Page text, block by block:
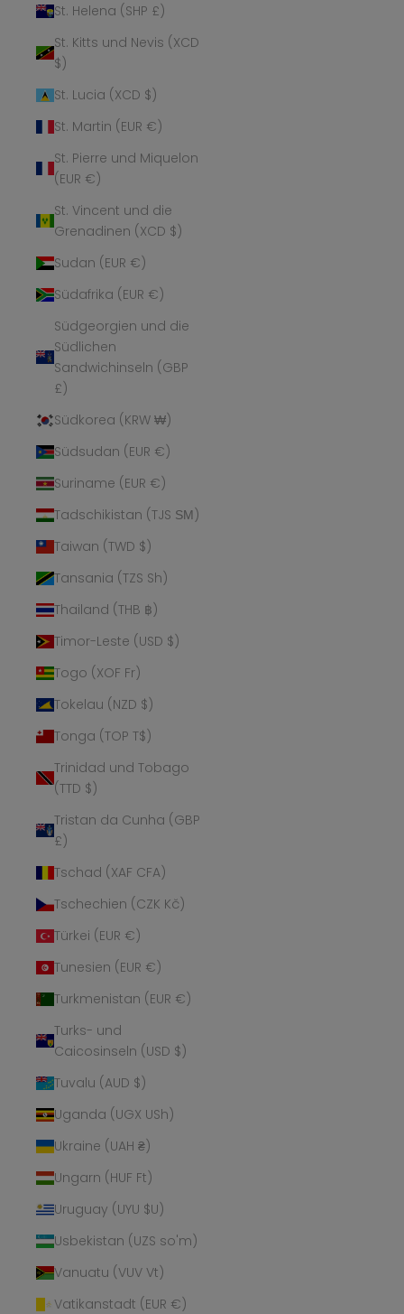
St. Helena (SHP £)
St. Kitts und Nevis (XCD
$)
St. Lucia (XCD $)
St. Martin (EUR €)
St. Pierre und Miquelon
(EUR €)
St. Vincent und die
Grenadinen (XCD $)
Sudan (EUR €)
Südafrika (EUR €)
Südgeorgien und die
Südlichen
Sandwichinseln (GBP
£)
Südkorea (KRW ₩)
Südsudan (EUR €)
Suriname (EUR €)
Tadschikistan (TJS ЅМ)
Taiwan (TWD $)
Tansania (TZS Sh)
Thailand (THB ฿)
Timor-Leste (USD $)
Togo (XOF Fr)
Tokelau (NZD $)
Tonga (TOP T$)
Trinidad und Tobago
(TTD $)
Tristan da Cunha (GBP
£)
Tschad (XAF CFA)
Tschechien (CZK Kč)
Türkei (EUR €)
Tunesien (EUR €)
Turkmenistan (EUR €)
Turks- und
Caicosinseln (USD $)
Tuvalu (AUD $)
Uganda (UGX USh)
Ukraine (UAH ₴)
Ungarn (HUF Ft)
Uruguay (UYU $U)
Usbekistan (UZS so'm)
Vanuatu (VUV Vt)
Vatikanstadt (EUR €)